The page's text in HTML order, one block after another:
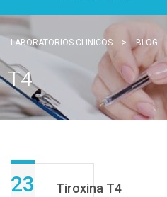
LABORATORIOS CLINICOS > BLOG
T4
23
Tiroxina T4